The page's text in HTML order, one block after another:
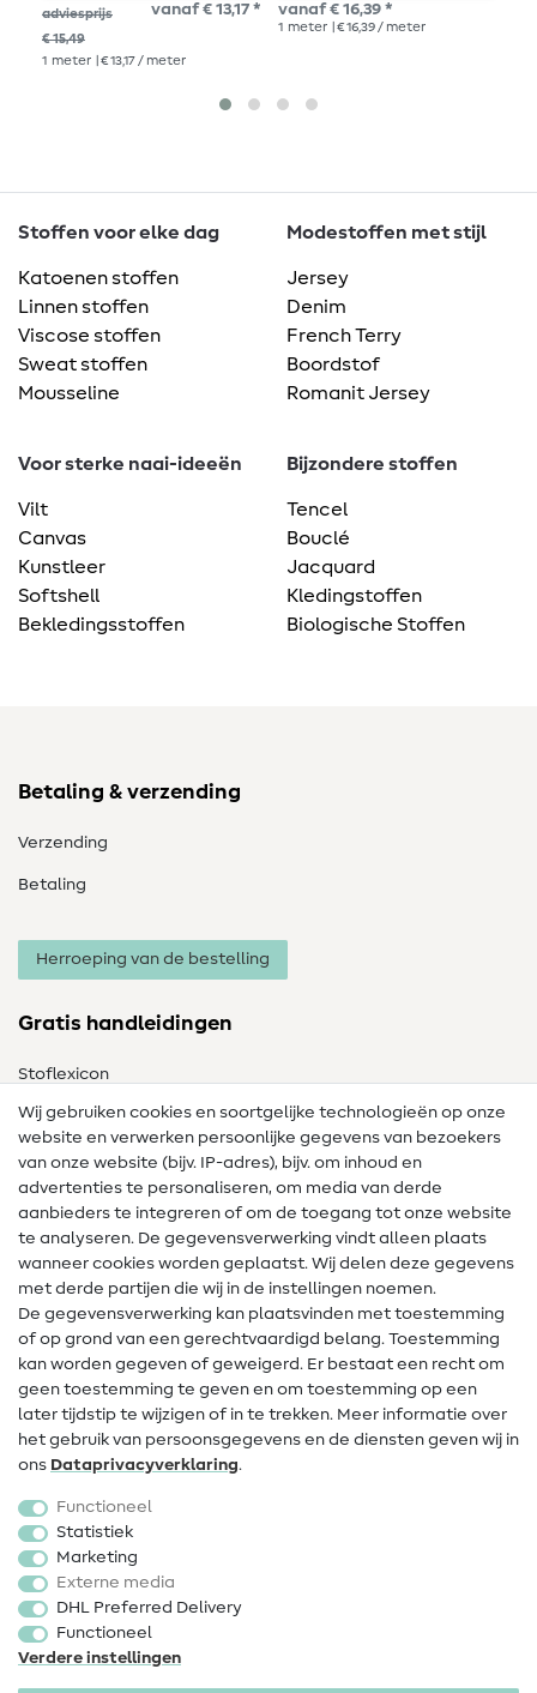
adviesprijs
€ 15,49
vanaf € 13,17 *
1 meter | € 13,17 / meter
vanaf € 16,39 *
1 meter | € 16,39 / meter
Stoffen voor elke dag
Katoenen stoffen
Linnen stoffen
Viscose stoffen
Sweat stoffen
Mousseline
Modestoffen met stijl
Jersey
Denim
French Terry
Boordstof
Romanit Jersey
Voor sterke naai-ideeën
Vilt
Canvas
Kunstleer
Softshell
Bekledingsstoffen
Bijzondere stoffen
Tencel
Bouclé
Jacquard
Kledingstoffen
Biologische Stoffen
Betaling & verzending
Verzending
Betaling
Herroeping van de bestelling
Gratis handleidingen
Stoflexicon
Naailexicon
Gratis Naaipatronen
Hulp & contact
Contact
Wijziging van eigenaar
FAQ
Herroepingsrecht
Populair
Fournituren
Sale
Wij gebruiken cookies en soortgelijke technologieën op onze
website en verwerken persoonlijke gegevens van bezoekers
van onze website (bijv. IP-adres), bijv. om inhoud en
advertenties te personaliseren, om media van derde
aanbieders te integreren of om de toegang tot onze website
te analyseren. De gegevensverwerking vindt alleen plaats
wanneer cookies worden geplaatst. Wij delen deze gegevens
met derde partijen die wij in de instellingen noemen.
De gegevensverwerking kan plaatsvinden met toestemming
of op grond van een gerechtvaardigd belang. Toestemming
kan worden gegeven of geweigerd. Er bestaat een recht om
geen toestemming te geven en om toestemming op een
later tijdstip te wijzigen of in te trekken. Meer informatie over
het gebruik van persoonsgegevens en de diensten geven wij in
ons Data­privacy­verklaring.
Functioneel
Statistiek
Marketing
Externe media
DHL Preferred Delivery
Functioneel
Verdere instellingen